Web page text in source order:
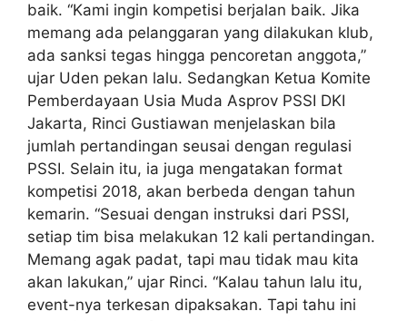
baik. “Kami ingin kompetisi berjalan baik. Jika
memang ada pelanggaran yang dilakukan klub,
ada sanksi tegas hingga pencoretan anggota,”
ujar Uden pekan lalu. Sedangkan Ketua Komite
Pemberdayaan Usia Muda Asprov PSSI DKI
Jakarta, Rinci Gustiawan menjelaskan bila
jumlah pertandingan seusai dengan regulasi
PSSI. Selain itu, ia juga mengatakan format
kompetisi 2018, akan berbeda dengan tahun
kemarin. “Sesuai dengan instruksi dari PSSI,
setiap tim bisa melakukan 12 kali pertandingan.
Memang agak padat, tapi mau tidak mau kita
akan lakukan,” ujar Rinci. “Kalau tahun lalu itu,
event-nya terkesan dipaksakan. Tapi tahu ini